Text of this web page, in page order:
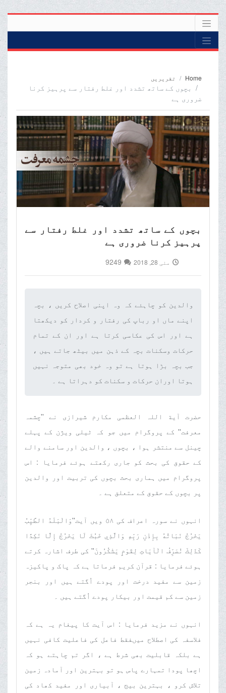
Home تقریریں
بچوں کے ساتھ تشدد اور غلط رفتار سے پرہیز کرنا
ضروری ہے
بچوں کے ساتھ تشدد اور غلط رفتار سے
پرہیز کرنا ضروری ہے
مئی 28, 2018 9249
والدین کو چاہئے کہ وہ اپنی اصلاح کریں ، بچہ
اپنے ماں او رباپ کی رفتار و کردار کو دیکھتا
ہے اور اس کی عکاسی کرتا ہے اور ان کے تمام
حرکات وسکنات بچہ کے ذہن میں بیٹھ جاتے ہیں ،
جب بچہ بڑا ہوتا ہے تو وہ خود بھی متوجہ نہیں
ہوتا اوران حرکات و سکنات کو دہراتا ہے ۔‌
حضرت آیة اللہ العظمی مکارم شیرازی نے ''چشمہ
معرفت'' کے پروگرام میں جو کہ ٹیلی ویژن کے پہلے
چینل سے منتشر ہوا ، بچوں ، والدین اور سامنے والے
کے حقوق کی بحث کو جاری رکھتے ہوئے فرمایا : اس
پروگرام میں ہماری بحث بچوں کی تربیت اور والدین
پر بچوں کے حقوق کے متعلق ہے ۔
انہوں نے سورہ اعراف کی ٥٨ ویں آیت''وَالْبَلَدُ الطَّيِّبُ
يَخْرُجُ نَبَاتُهُ بِإِذْنِ رَبِّهِ وَالَّذِي خَبُثَ لَا يَخْرُجُ إِلَّا نَكِدًا
كَذَلِكَ نُصَرِّفُ الْآيَاتِ لِقَوْمٍ يَشْكُرُونَ'' کی طرف اشارہ کرتے
ہوئے فرمایا : قرآن کریم فرماتا ہے کہ پاک و پاکیزہ
زمین سے مفید درخت اور پودے اُگتے ہیں اور بنجر
زمین سے کم قیمت اور بیکار پودے اُگتے ہیں ۔
انہوں نے مزید فرمایا : اس آیت کا پیغام یہ ہے کہ
فلاسفہ کی اصطلاح میںفقط فاعل کی فاعلیت کافی نہیں
ہے بلکہ قابلیت بھی شرط ہے ، اگر تم چاہتے ہو کہ
اچھا پودا تمہارے پاس ہو تو بہترین اور آمادہ زمین
تلاش کرو ، بہترین بیج ، آبیاری اور مفید کھاد کی